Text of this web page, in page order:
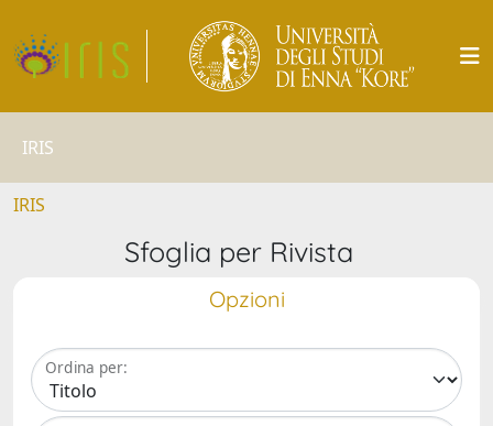
IRIS
IRIS
Sfoglia per Rivista
Opzioni
Ordina per: